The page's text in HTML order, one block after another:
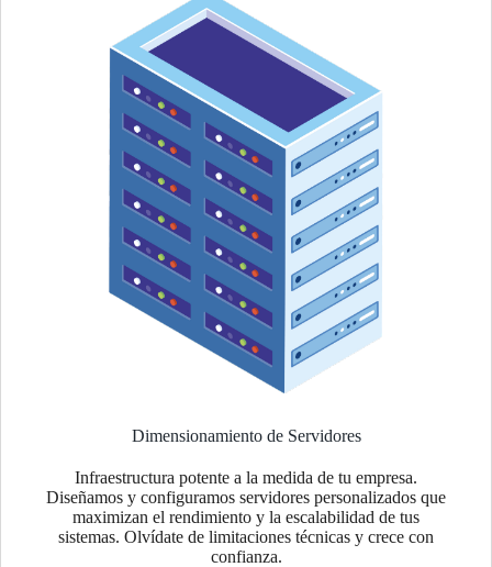
Dimensionamiento de Servidores
Infraestructura potente a la medida de tu empresa.
Diseñamos y configuramos servidores personalizados que
maximizan el rendimiento y la escalabilidad de tus
sistemas. Olvídate de limitaciones técnicas y crece con
confianza.